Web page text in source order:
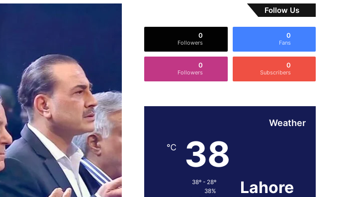
Follow Us
0
Fans
0
Followers
0
Subscribers
0
Followers
Weather
Lahore
38
℃
38º - 28º
38%